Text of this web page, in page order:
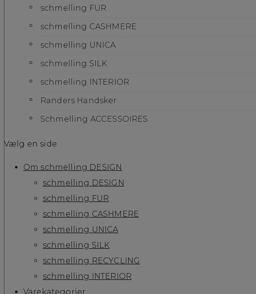
schmelling FUR
schmelling CASHMERE
schmelling UNICA
schmelling SILK
schmelling INTERIOR
Randers Handsker
Schmelling ACCESSOIRES
Vælg en side
Om schmelling DESIGN
schmelling DESIGN
schmelling FUR
schmelling CASHMERE
schmelling UNICA
schmelling SILK
schmelling RECYCLING
schmelling INTERIOR
Varekategorier